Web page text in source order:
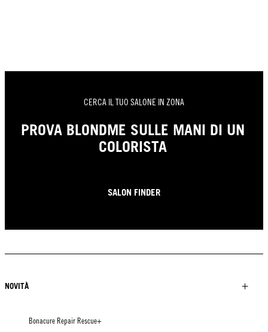
CERCA IL TUO SALONE IN ZONA
PROVA BLONDME SULLE MANI DI UN
COLORISTA
SALON FINDER
NOVITÀ
Bonacure Repair Rescue+